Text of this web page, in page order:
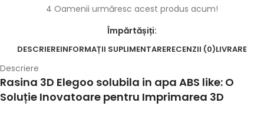
4 Oamenii urmăresc acest produs acum!
Împărtășiți:
DESCRIEREINFORMAȚII SUPLIMENTARERECENZII (0)LIVRARE
Descriere
Rasina 3D Elegoo solubila in apa ABS like: O
Soluție Inovatoare pentru Imprimarea 3D